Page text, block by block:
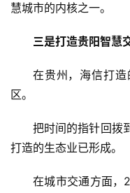
慧城市的内核之一。
三是打造贵阳智慧
在贵州，海信打
区。
把时间的指针回拨
打造的生态业已形成。
在城市交通方面，